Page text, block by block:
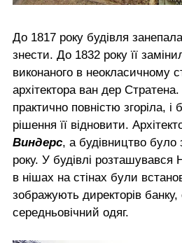
До 1817 року будівля
знести. До 1832 року її
виконаного в неокласичному
архітектора ван дер
практично повністю згоріла, і
рішення її відновити.
Виндерс, а будівництво
року. У будівлі розташувався
в нішах на стінах були
зображують директорів банку,
середньовічний одяг.